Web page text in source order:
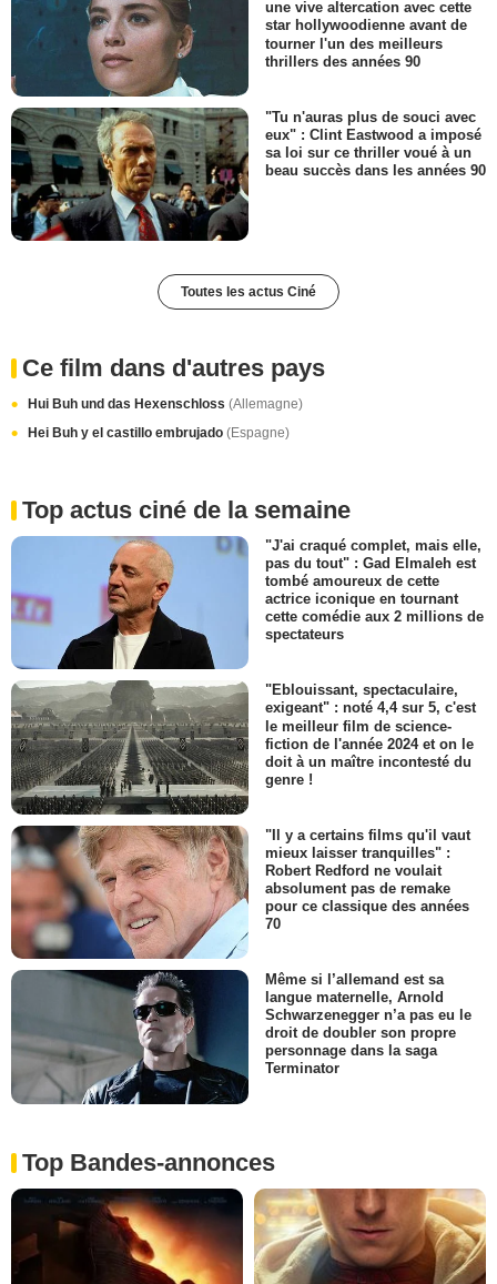
une vive altercation avec cette
star hollywoodienne avant de
tourner l'un des meilleurs
thrillers des années 90
"Tu n'auras plus de souci avec
eux" : Clint Eastwood a imposé
sa loi sur ce thriller voué à un
beau succès dans les années 90
Toutes les actus Ciné
Ce film dans d'autres pays
Hui Buh und das Hexenschloss (Allemagne)
Hei Buh y el castillo embrujado (Espagne)
Top actus ciné de la semaine
"J'ai craqué complet, mais elle,
pas du tout" : Gad Elmaleh est
tombé amoureux de cette
actrice iconique en tournant
cette comédie aux 2 millions de
spectateurs
"Eblouissant, spectaculaire,
exigeant" : noté 4,4 sur 5, c'est
le meilleur film de science-
fiction de l'année 2024 et on le
doit à un maître incontesté du
genre !
"Il y a certains films qu'il vaut
mieux laisser tranquilles" :
Robert Redford ne voulait
absolument pas de remake
pour ce classique des années
70
Même si l’allemand est sa
langue maternelle, Arnold
Schwarzenegger n’a pas eu le
droit de doubler son propre
personnage dans la saga
Terminator
Top Bandes-annonces